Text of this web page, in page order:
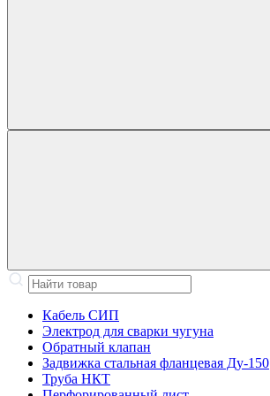
Кабель СИП
Электрод для сварки чугуна
Обратный клапан
Задвижка стальная фланцевая Ду-150
Труба НКТ